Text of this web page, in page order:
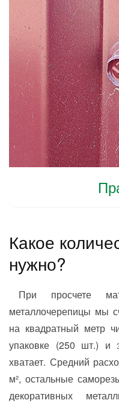
Какое
нужно?
При просчете
металлочерепицы мы
на квадратный метр
упаковке (250 шт.) и
хватает. Средний
м², остальные
декоративных